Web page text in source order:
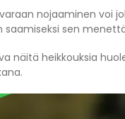
varaan nojaaminen
saamiseksi sen
näitä heikkouksia